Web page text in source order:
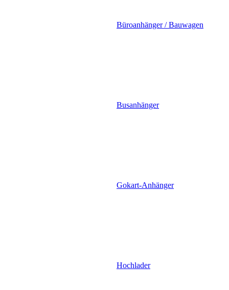
Büroanhänger / Bauwagen
Busanhänger
Gokart-Anhänger
Hochlader